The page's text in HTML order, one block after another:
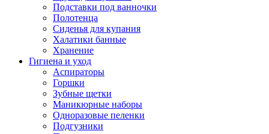
Подставки под ванночки
Полотенца
Сиденья для купания
Халатики банные
Хранение
Гигиена и уход
Аспираторы
Горшки
Зубные щетки
Маникюрные наборы
Одноразовые пеленки
Подгузники